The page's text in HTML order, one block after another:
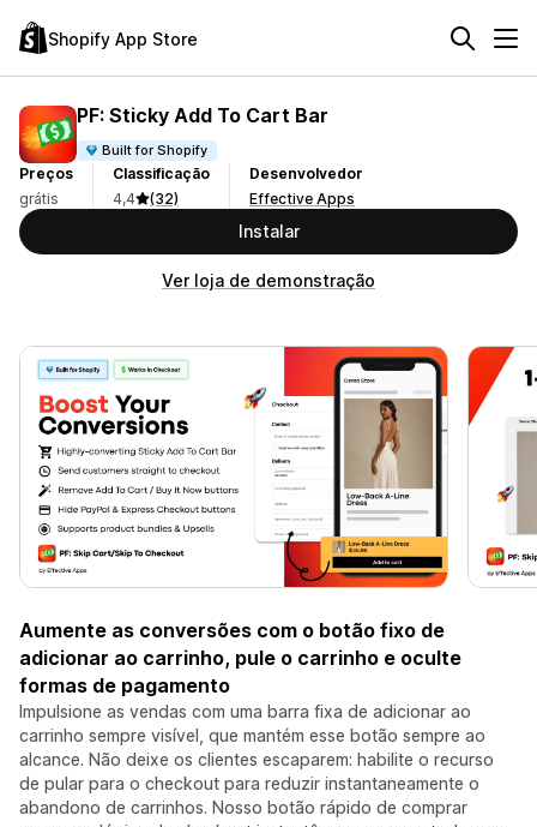
Shopify App Store
PF: Sticky Add To Cart Bar
Built for Shopify
Preços
grátis
Classificação
4,4
(32)
Desenvolvedor
Effective Apps
Instalar
Ver loja de demonstração
Aumente as conversões com o botão fixo de
adicionar ao carrinho, pule o carrinho e oculte
formas de pagamento
Impulsione as vendas com uma barra fixa de adicionar ao
carrinho sempre visível, que mantém esse botão sempre ao
alcance. Não deixe os clientes escaparem: habilite o recurso
de pular para o checkout para reduzir instantaneamente o
abandono de carrinhos. Nosso botão rápido de comprar